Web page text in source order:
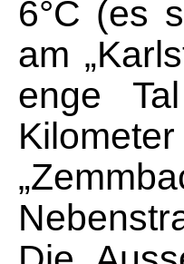
6°C (es
am
enge